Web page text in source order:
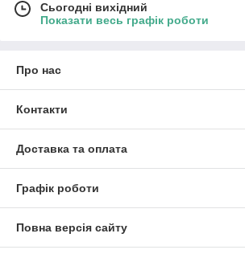
Сьогодні вихідний
Показати весь графік роботи
Про нас
Контакти
Доставка та оплата
Графік роботи
Повна версія сайту